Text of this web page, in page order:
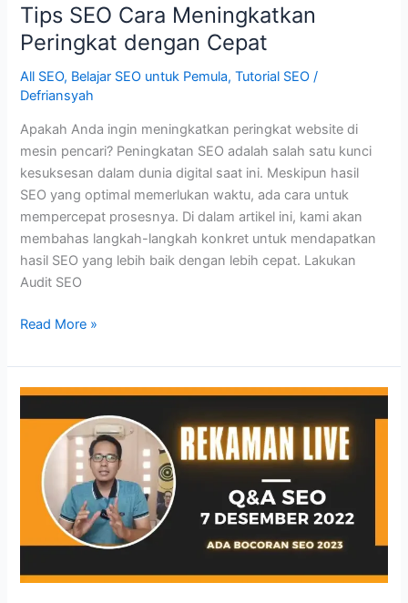
Tips SEO Cara Meningkatkan
Peringkat dengan Cepat
All SEO, Belajar SEO untuk Pemula,Tutorial SEO /
Defriansyah
Apakah Anda ingin meningkatkan peringkat website di
mesin pencari? Peningkatan SEO adalah salah satu kunci
kesuksesan dalam dunia digital saat ini. Meskipun hasil
SEO yang optimal memerlukan waktu, ada cara untuk
mempercepat prosesnya. Di dalam artikel ini, kami akan
membahas langkah-langkah konkret untuk mendapatkan
hasil SEO yang lebih baik dengan lebih cepat. Lakukan
Audit SEO
Tips
Cara
Meningkatkan
dengan
Cepat
Read More »